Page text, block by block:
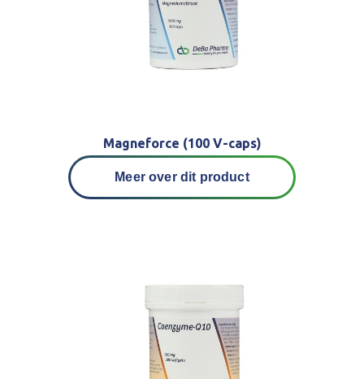
Magneforce (100 V-caps)
Meer over dit product